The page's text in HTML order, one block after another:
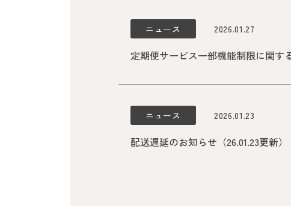
ニュース 2026.01.27
定期便サービス一部機能制限に関す
ニュース 2026.01.23
配送遅延のお知らせ（26.01.23更新）